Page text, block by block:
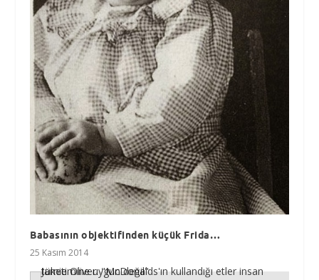
Babasının objektifinden küçük Frida…
25 Kasım 2014